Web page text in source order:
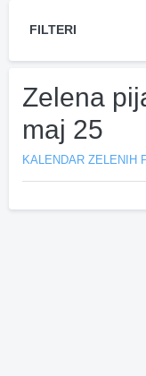
FILTERI
Zelena
maj 25
KALENDAR ZELENIH